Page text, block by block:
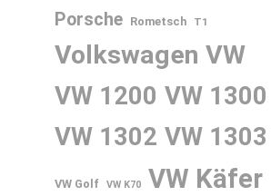
Porsche Rometsch T1
Volkswagen VW
VW 1200 VW 1300
VW 1302 VW 1303
VW Golf VW K70 VW Käfer